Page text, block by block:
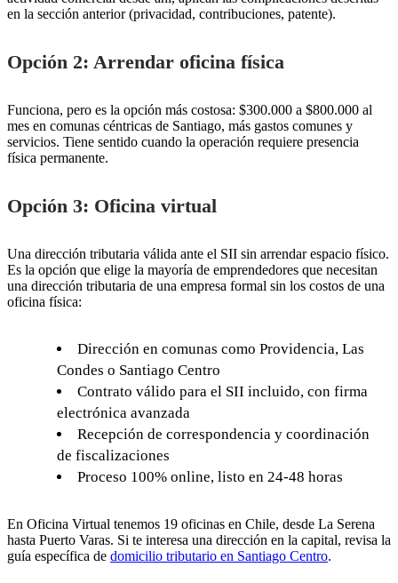
en la sección anterior (privacidad, contribuciones, patente).
Opción 2: Arrendar oficina física
Funciona, pero es la opción más costosa: $300.000 a $800.000 al
mes en comunas céntricas de Santiago, más gastos comunes y
servicios. Tiene sentido cuando la operación requiere presencia
física permanente.
Opción 3: Oficina virtual
Una dirección tributaria válida ante el SII sin arrendar espacio físico.
Es la opción que elige la mayoría de emprendedores que necesitan
una dirección tributaria de una empresa formal sin los costos de una
oficina física:
Dirección en comunas como Providencia, Las
Condes o Santiago Centro
Contrato válido para el SII incluido, con firma
electrónica avanzada
Recepción de correspondencia y coordinación
de fiscalizaciones
Proceso 100% online, listo en 24-48 horas
En Oficina Virtual tenemos 19 oficinas en Chile, desde La Serena
hasta Puerto Varas. Si te interesa una dirección en la capital, revisa la
guía específica de domicilio tributario en Santiago Centro.